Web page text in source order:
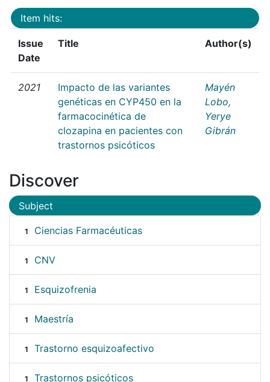
Item hits:
Issue
Date
Title Author(s)
2021
Impacto de las variantes
genéticas en CYP450 en la
farmacocinética de
clozapina en pacientes con
trastornos psicóticos
Mayén
Lobo,
Yerye
Gibrán
Discover
Subject
1 Ciencias Farmacéuticas
1 CNV
1 Esquizofrenia
1 Maestría
1 Trastorno esquizoafectivo
1 Trastornos psicóticos